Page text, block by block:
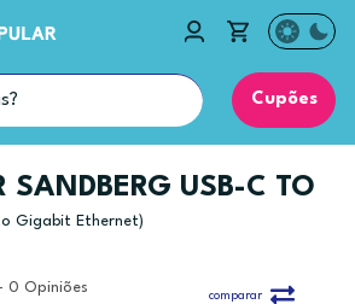
Cupões
SANDBERG USB-C TO
Gigabit Ethernet)
Opiniões
comparar